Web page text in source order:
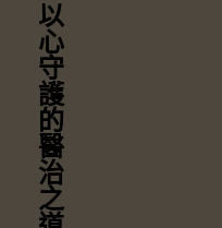
以心守護
的醫治之道